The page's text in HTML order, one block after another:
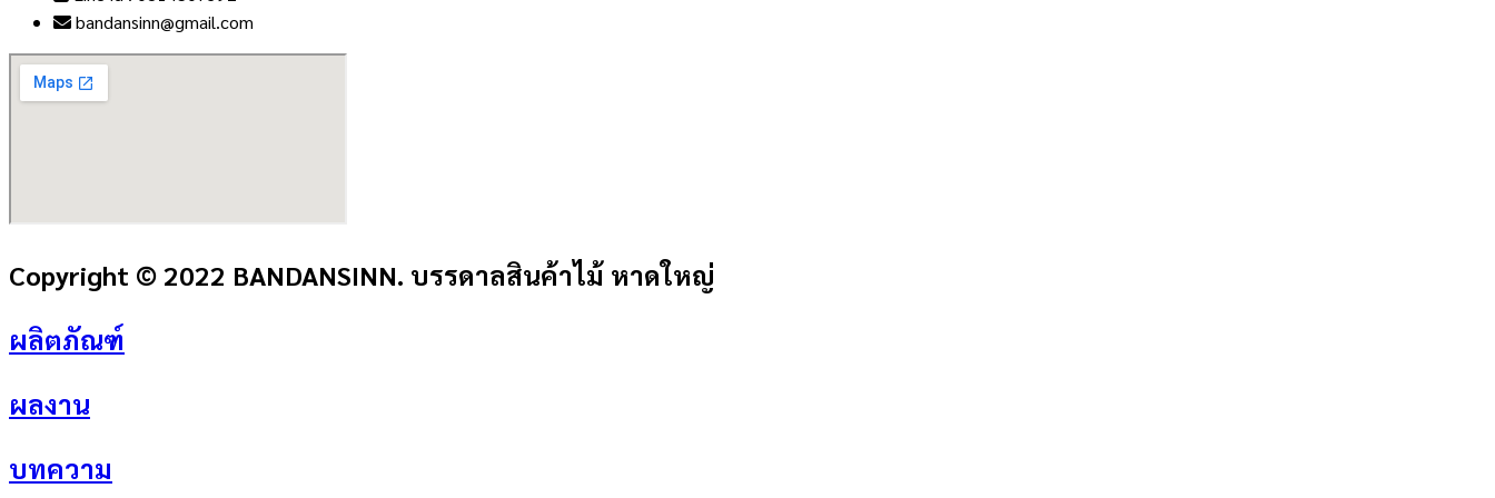
bandansinn@gmail.com
Copyright © 2022 BANDANSINN. บรรดาลสินค้าไม้ หาดใหญ่
ผลิตภัณฑ์
ผลงาน
บทความ